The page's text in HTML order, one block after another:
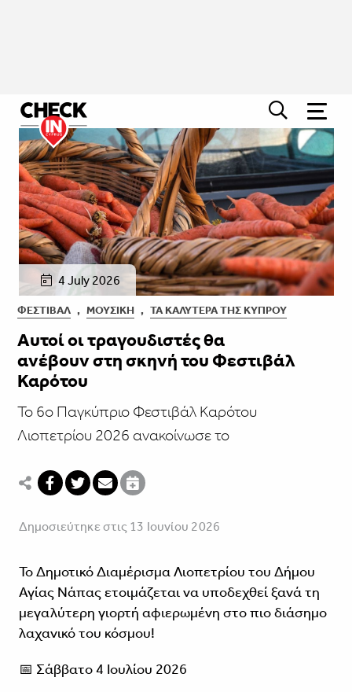
4 July 2026
ΦΕΣΤΙΒΑΛ , ΜΟΥΣΙΚΉ , ΤΑ ΚΑΛΎΤΕΡΑ ΤΗΣ ΚΎΠΡΟΥ
Αυτοί οι τραγουδιστές θα
ανέβουν στη σκηνή του Φεστιβάλ
Καρότου
Το 6ο Παγκύπριο Φεστιβάλ Καρότου
Λιοπετρίου 2026 ανακοίνωσε το
Δημοσιεύτηκε στις 13 Ιουνίου 2026
Το Δημοτικό Διαμέρισμα Λιοπετρίου του Δήμου
Αγίας Νάπας ετοιμάζεται να υποδεχθεί ξανά τη
μεγαλύτερη γιορτή αφιερωμένη στο πιο διάσημο
λαχανικό του κόσμου!
📅 Σάββατο 4 Ιουλίου 2026